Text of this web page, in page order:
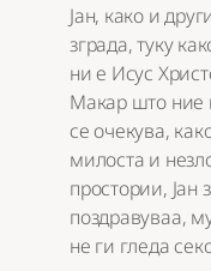
Јан, како и
зграда, туку
ни е Исус
Макар што ние
се очекува,
милоста и
простории, Јан
поздравуваа,
не ги гледа